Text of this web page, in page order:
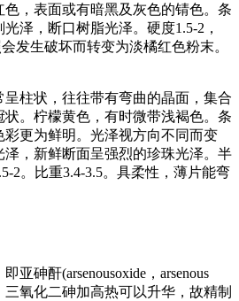
，表面或有暗黑及灰色的锖色。条
泽，断口树脂光泽。硬度1.5-2，
发生破坏而转变为淡橘红色粉末。
柱状，往往带有弯曲的晶面，集合
。柠檬黄色，有时微带浅褐色。条
更为鲜明。光泽视方向不同而变
，新鲜断面呈强烈的珍珠光泽。半
2。比重3.4-3.5。具柔性，薄片能弯
亚砷酐(arsenousoxide，arsenous
三氧化二砷加高热可以升华，故精制